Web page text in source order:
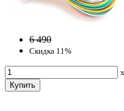
6 490
Скидка 11%
x